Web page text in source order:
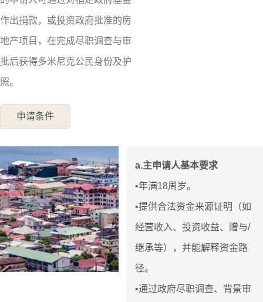
作出捐款，或投资政府批准的房
地产项目，在完成尽职调查与审
批后获得多米尼克公民身份及护
照。
申请条件
a.主申请人基本要求
•年满18周岁。
•提供合法资金来源证明（如
经营收入、投资收益、赠与/
继承等），并能解释资金路
径。
•通过政府尽职调查、背景审